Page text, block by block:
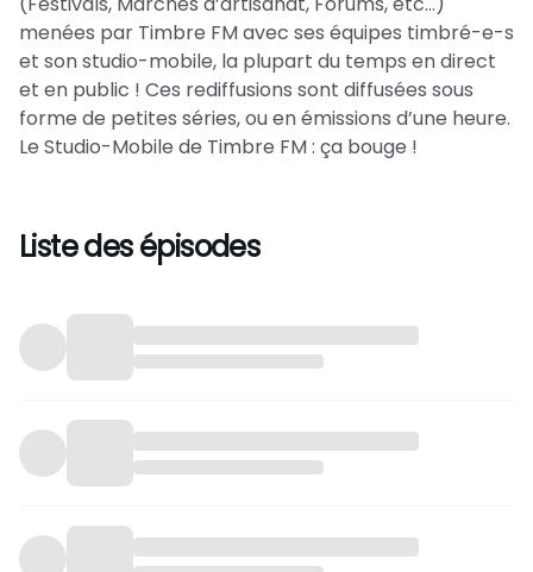
menées par Timbre FM avec ses équipes timbré-e-s
et son studio-mobile, la plupart du temps en direct
et en public ! Ces rediffusions sont diffusées sous
forme de petites séries, ou en émissions d’une heure.
Le Studio-Mobile de Timbre FM : ça bouge !
Liste des épisodes